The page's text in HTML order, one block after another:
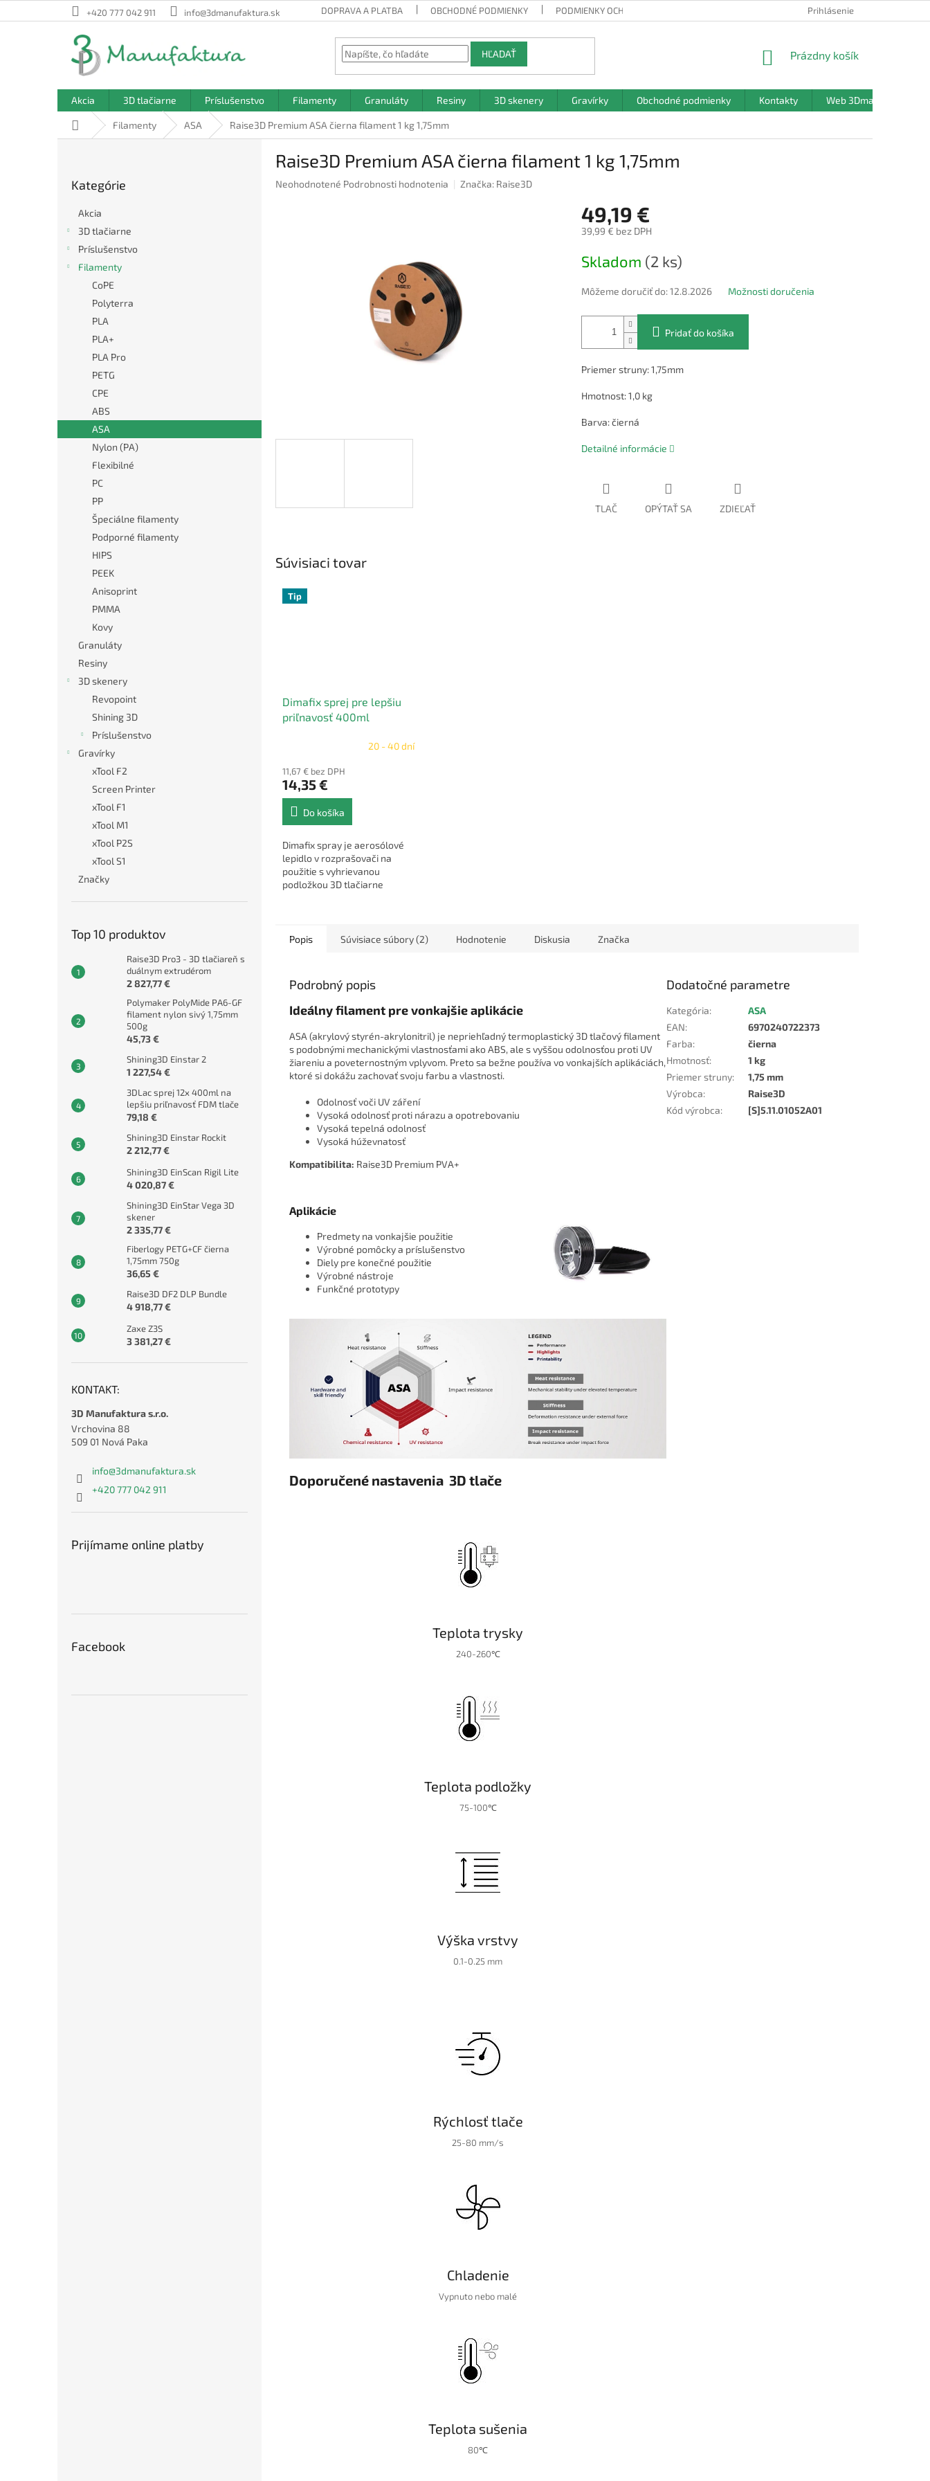
na
+420 777 042 911 info@3dmanufaktura.sk DOPRAVA A PLATBA OBCHODNÉ PODMIENKY PODMIENKY OCHRANY OSOBNÝCH ÚDAJOV Prihlásenie
HĽADAŤ
NÁKUPNÝ
Prázdny košík
Akcia 3D tlačiarne Príslušenstvo Filamenty Granuláty Resiny 3D skenery Gravírky Obchodné podmienky Kontakty Web 3Dmanufaktura.sk
DomovFilamenty ASA Raise3D Premium ASA čierna filament 1 kg 1,75mm
kategórie
Kategórie
Akcia
3D tlačiarne
Príslušenstvo
Filamenty
CoPE
Polyterra
PLA
PLA+
PLA Pro
PETG
CPE
ABS
ASA
Nylon (PA)
Flexibilné
PC
PP
Špeciálne filamenty
Podporné filamenty
HIPS
PEEK
Anisoprint
PMMA
Kovy
Granuláty
Resiny
3D skenery
Revopoint
Shining 3D
Príslušenstvo
Gravírky
xTool F2
Screen Printer
xTool F1
xTool M1
xTool P2S
xTool S1
Značky
Top 10 produktov
Raise3D Pro3 - 3D tlačiareň s
duálnym extrudérom
2 827,77 €
Polymaker PolyMide PA6-GF
filament nylon sivý 1,75mm
500g
45,73 €
Shining3D Einstar 2
1 227,54 €
3DLac sprej 12x 400ml na
lepšiu priľnavosť FDM tlače
79,18 €
Shining3D Einstar Rockit
2 212,77 €
Shining3D EinScan Rigil Lite
4 020,87 €
Shining3D EinStar Vega 3D
skener
2 335,77 €
Fiberlogy PETG+CF čierna
1,75mm 750g
36,65 €
Raise3D DF2 DLP Bundle
4 918,77 €
Zaxe Z3S
3 381,27 €
KONTAKT:
3D Manufaktura s.r.o.
Vrchovina 88
509 01 Nová Paka
info@3dmanufaktura.sk
+420 777 042 911
Prijímame online platby
Facebook
Raise3D Premium ASA čierna filament 1 kg 1,75mm
Priemerné
Neohodnotené Podrobnosti hodnotenia Značka: Raise3D
49,19 €
39,99 € bez DPH
cena:
Skladom (2 ks)
Môžeme doručiť do: 12.8.2026 Možnosti doručenia
Pridať do košíka
Priemer struny: 1,75mm
Hmotnost: 1,0 kg
Barva: čierná
Detailné informácie
TLAČ OPÝTAŤ SA ZDIEĽAŤ
Súvisiaci tovar
Tip
Dimafix sprej pre lepšiu
priľnavosť 400ml
20 - 40 dní
11,67 € bez DPH
14,35 €
Do košíka
Dimafix spray je aerosólové
lepidlo v rozprašovači na
použitie s vyhrievanou
podložkou 3D tlačiarne
Popis Súvisiace súbory (2) Hodnotenie Diskusia Značka
Podrobný popis
Ideálny filament pre vonkajšie aplikácie
ASA (akrylový styrén-akrylonitril) je nepriehľadný termoplastický 3D tlačový filament
s podobnými mechanickými vlastnosťami ako ABS, ale s vyššou odolnosťou proti UV
žiareniu a poveternostným vplyvom. Preto sa bežne používa vo vonkajších aplikáciách,
ktoré si dokážu zachovať svoju farbu a vlastnosti.
Odolnosť voči UV záření
Vysoká odolnosť proti nárazu a opotrebovaniu
Vysoká tepelná odolnosť
Vysoká húževnatosť
Kompatibilita: Raise3D Premium PVA+
Aplikácie
Predmety na vonkajšie použitie
Výrobné pomôcky a príslušenstvo
Diely pre konečné použitie
Výrobné nástroje
Funkčné prototypy
Doporučené nastavenia 3D tlače
Teplota trysky
240-260℃
Teplota podložky
75-100℃
Výška vrstvy
0.1-0.25 mm
Rýchlosť tlače
25-80 mm/s
Chladenie
Vypnuto nebo malé
Teplota sušenia
80℃
Dodatočné parametre
Kategória:
ASA
EAN:
6970240722373
Farba:
čierna
Hmotnosť:
1 kg
Priemer struny:
1,75 mm
Výrobca:
Raise3D
Kód výrobca: [S]5.11.01052A01